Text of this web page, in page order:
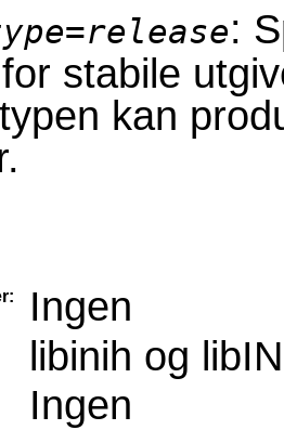
:
stabile
kan
Ingen
libinih og
Ingen